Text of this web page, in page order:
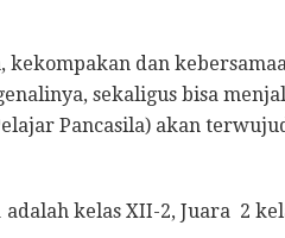
kekompakan dan
sekaligus bisa
Pancasila) akan
kelas XII-2, Juara 2